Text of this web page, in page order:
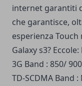
internet garantiti
che garantisce,
esperienza
Galaxy s3?
3G Band : 850/
TD-SCDMA Band :